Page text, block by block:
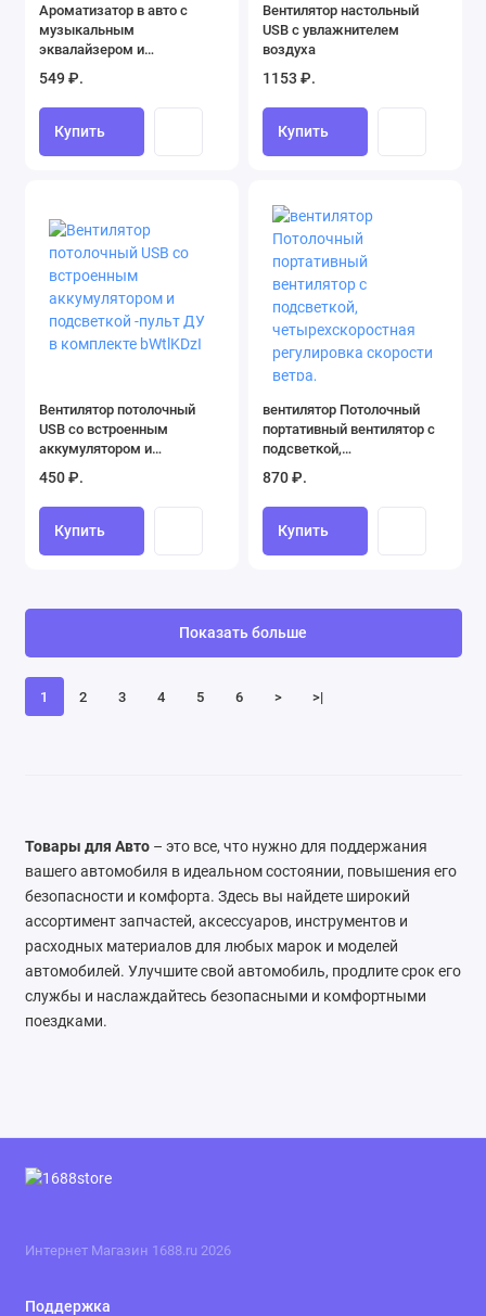
Ароматизатор в авто с
музыкальным
эквалайзером и
черный- в комплекте 2
сменных дефузера с арома
549 ₽.
Купить
Вентилятор настольный
USB с увлажнителем
воздуха
1153 ₽.
Купить
Вентилятор потолочный
USB со встроенным
аккумулятором и
450 ₽.
Купить
вентилятор Потолочный
портативный вентилятор с
подсветкой,
регулировка скорости
ветра, интеллектуальная
регулировка,
870 ₽.
Купить
1 2 3 4 5 6 > >|
Показать больше
Товары для Авто– это все, что нужно для поддержания
вашего автомобиля в идеальном состоянии, повышения его
безопасности и комфорта. Здесь вы найдете широкий
ассортимент запчастей, аксессуаров, инструментов и
расходных материалов для любых марок и моделей
автомобилей. Улучшите свой автомобиль, продлите срок его
службы и наслаждайтесь безопасными и комфортными
поездками.
Интернет Магазин 1688.ru 2026
Поддержка